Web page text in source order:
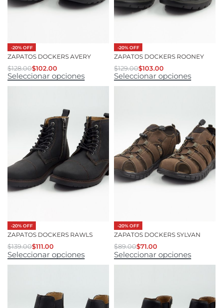
-20% OFF
ZAPATOS DOCKERS AVERY
$128.00$102.00
Seleccionar opciones
-20% OFF
ZAPATOS DOCKERS ROONEY
$129.00$103.00
Seleccionar opciones
-20% OFF
ZAPATOS DOCKERS RAWLS
$139.00$111.00
Seleccionar opciones
-20% OFF
ZAPATOS DOCKERS SYLVAN
$89.00$71.00
Seleccionar opciones